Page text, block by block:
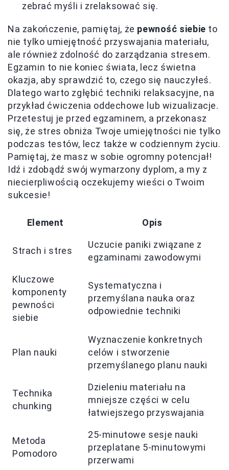
zebrać myśli i zrelaksować się.
Na zakończenie, pamiętaj, że pewność siebie to
nie tylko umiejętność przyswajania materiału,
ale również zdolność do zarządzania stresem.
Egzamin to nie koniec świata, lecz świetna
okazja, aby sprawdzić to, czego się nauczyłeś.
Dlatego warto zgłębić techniki relaksacyjne, na
przykład ćwiczenia oddechowe lub wizualizacje.
Przetestuj je przed egzaminem, a przekonasz
się, że stres obniża Twoje umiejętności nie tylko
podczas testów, lecz także w codziennym życiu.
Pamiętaj, że masz w sobie ogromny potencjał!
Idź i zdobądź swój wymarzony dyplom, a my z
niecierpliwością oczekujemy wieści o Twoim
sukcesie!
Element Opis
Strach i stres
Uczucie paniki związane z
egzaminami zawodowymi
Kluczowe
komponenty
pewności
siebie
Systematyczna i
przemyślana nauka oraz
odpowiednie techniki
Plan nauki
Wyznaczenie konkretnych
celów i stworzenie
przemyślanego planu nauki
Technika
chunking
Dzieleniu materiału na
mniejsze części w celu
łatwiejszego przyswajania
Metoda
Pomodoro
25-minutowe sesje nauki
przeplatane 5-minutowymi
przerwami